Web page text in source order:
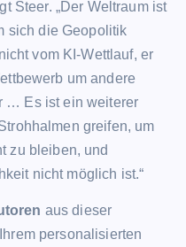
Steer. „Der Weltraum ist
sich die Geopolitik
vom KI-Wettlauf, er
um andere
… Es ist ein weiterer
greifen, um
zu bleiben, und
nicht möglich ist.“
aus dieser
personalisierten